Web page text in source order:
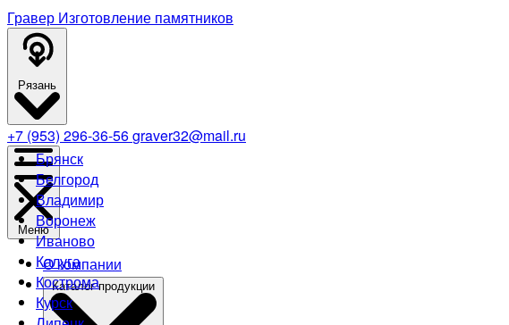
Гравер Изготовление памятников
Рязань
Брянск
Белгород
Владимир
Воронеж
Иваново
Калуга
Кострома
Курск
+7 (953) 296-36-56graver32@mail.ru
Меню
О компании